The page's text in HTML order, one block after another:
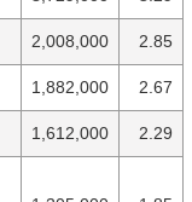
2,008,000 2.85
1,882,000 2.67
1,612,000 2.29